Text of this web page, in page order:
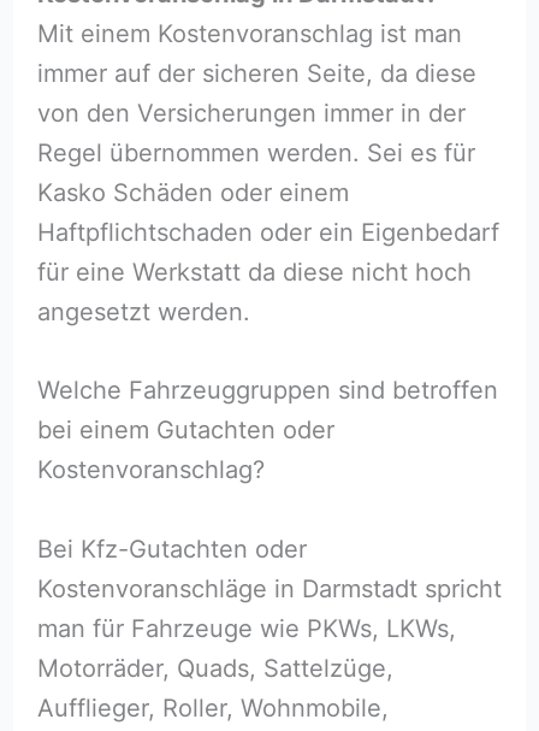
Mit einem Kostenvoranschlag ist man
immer auf der sicheren Seite, da diese
von den Versicherungen immer in der
Regel übernommen werden. Sei es für
Kasko Schäden oder einem
Haftpflichtschaden oder ein Eigenbedarf
für eine Werkstatt da diese nicht hoch
angesetzt werden.
Welche Fahrzeuggruppen sind betroffen
bei einem Gutachten oder
Kostenvoranschlag?
Bei Kfz-Gutachten oder
Kostenvoranschläge in Darmstadt spricht
man für Fahrzeuge wie PKWs, LKWs,
Motorräder, Quads, Sattelzüge,
Aufflieger, Roller, Wohnmobile,